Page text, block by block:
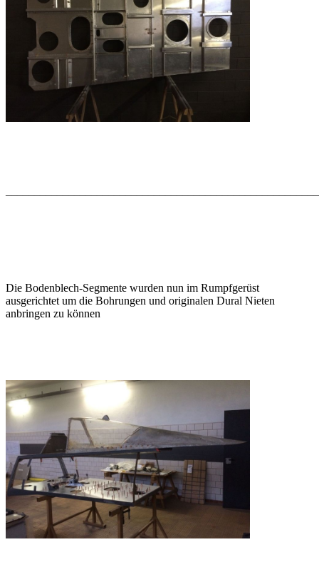
Die Bodenblech-Segmente wurden nun im Rumpfgerüst
ausgerichtet um die Bohrungen und originalen Dural Nieten
anbringen zu können